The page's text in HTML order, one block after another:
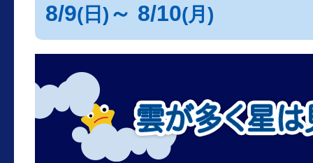
8/9(日) ～ 8/10(月)